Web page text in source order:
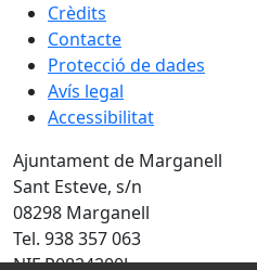
Crèdits
Contacte
Protecció de dades
Avís legal
Accessibilitat
Ajuntament de Marganell
Sant Esteve, s/n
08298 Marganell
Tel. 938 357 063
NIF P0824200J